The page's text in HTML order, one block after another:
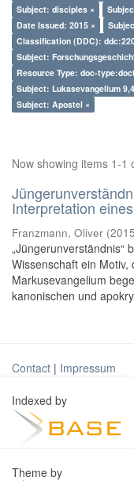
Subject: disciples ×
Date Issued: 2015 ×
Classification (DDC):
Subject:
Resource Type: doc-
Subject: Lukasevangelium
Subject: Apostel ×
Now showing items 1-1
Interpretation
Franzmann, Oliver (
„Jüngerunverständnis“
Wissenschaft ein Motiv,
Markusevangelium
kanonischen und
Contact | Impressum
Indexed by
Theme by